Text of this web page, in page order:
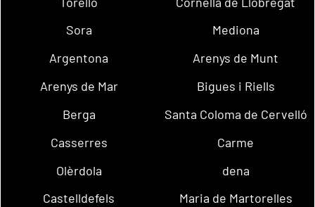
Sora
Mediona
Argentona
Arenys de Munt
Arenys de Mar
Bigues i Riells
Berga
Santa Coloma de Cervelló
Casserres
Carme
Olèrdola
dena
Castelldefels
Maria de Martorelles